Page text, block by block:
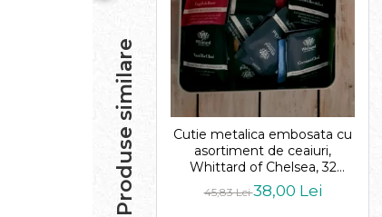
Produse similare
Cutie metalica embosata cu
asortiment de ceaiuri,
Whittard of Chelsea, 32
plicuri
45,83 Lei38,00 Lei